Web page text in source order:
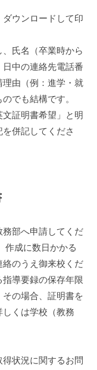
ウンロードして印
氏名（卒業時から
中の連絡先電話番
由（例：進学・就
でも結構です。
証明書希望」と明
併記してくださ
部へ申請してくだ
作成に数日かかる
のうえ御来校くだ
導要録の保存年限
の場合、証明書を
くは学校（教務
状況に関するお問